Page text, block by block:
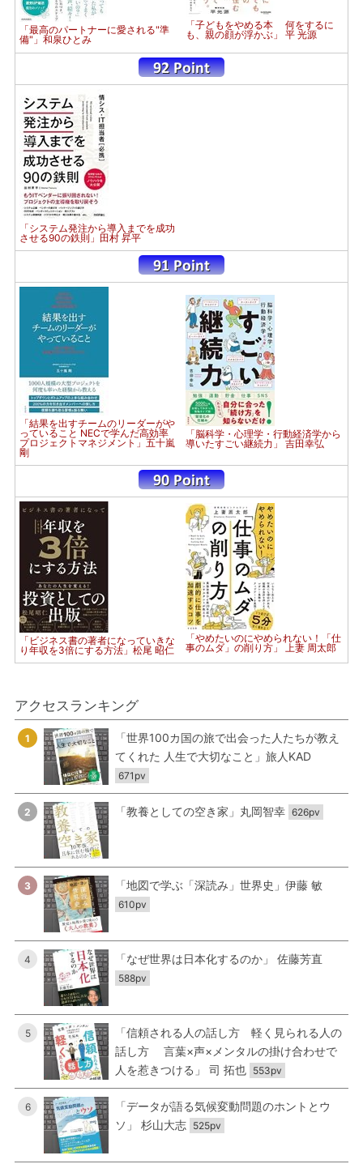
「最高のパートナーに愛される"準
備"」和泉ひとみ
「子どもをやめる本 何をするに
も、親の顔が浮かぶ」 平 光源
「システム発注から導入までを成功
させる90の鉄則」田村 昇平
「結果を出すチームのリーダーがや
っていること NECで学んだ高効率
プロジェクトマネジメント」五十嵐
剛
「脳科学・心理学・行動経済学から
導いたすごい継続力」 吉田幸弘
「ビジネス書の著者になっていきな
り年収を3倍にする方法」松尾 昭仁
「やめたいのにやめられない！「仕
事のムダ」の削り方」 上妻 周太郎
アクセスランキング
1
「世界100カ国の旅で出会った人たちが教え
てくれた 人生で大切なこと」旅人KAD
671pv
2 「教養としての空き家」丸岡智幸 626pv
3 「地図で学ぶ「深読み」世界史」伊藤 敏
610pv
4 「なぜ世界は日本化するのか」 佐藤芳直
588pv
5
「信頼される人の話し方 軽く見られる人の
話し方 言葉×声×メンタルの掛け合わせで
人を惹きつける」 司 拓也 553pv
6
「データが語る気候変動問題のホントとウ
ソ」 杉山大志 525pv